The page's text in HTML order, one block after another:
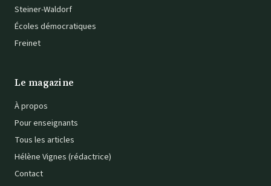
Steiner-Waldorf
Écoles démocratiques
Freinet
Le magazine
À propos
Pour enseignants
Tous les articles
Hélène Vignes (rédactrice)
Contact